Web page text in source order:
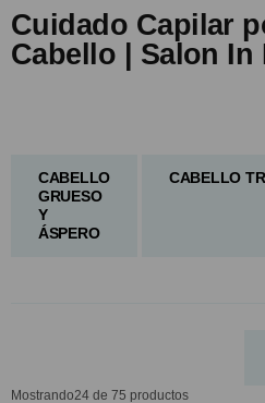
Cuidado Capilar
Cabello | Salon In
CABELLO
GRUESO
Y
ÁSPERO
CABELLO
Mostrando24 de 75 productos